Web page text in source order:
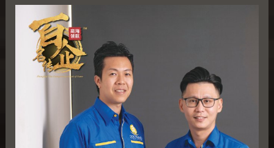
Daeniel